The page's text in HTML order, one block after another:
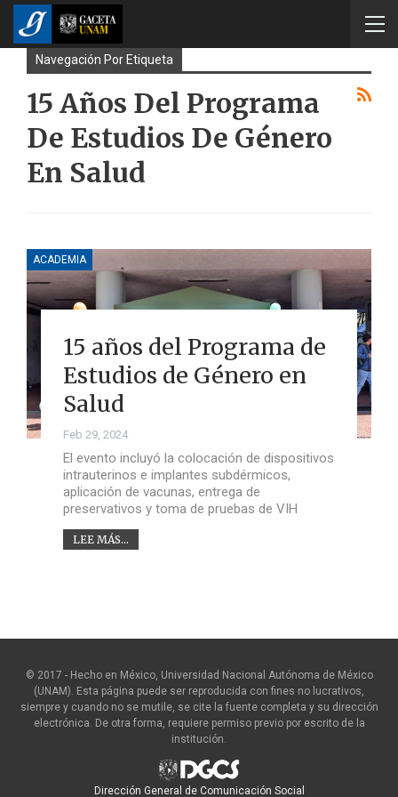
Navegación Por Etiqueta
15 Años Del Programa
De Estudios De Género
En Salud
ACADEMIA
15 años del Programa de
Estudios de Género en
Salud
Feb 29, 2024
El evento incluyó la colocación de dispositivos
intrauterinos e implantes subdérmicos,
aplicación de vacunas, entrega de
preservativos y toma de pruebas de VIH
LEE MÁS...
© 2017 - Hecho en México, Universidad Nacional Autónoma de México
(UNAM). Esta página puede ser reproducida con fines no lucrativos,
siempre y cuando no se mutile, se cite la fuente completa y su dirección
electrónica. De otra forma, requiere permiso previo por escrito de la
institución.
Dirección General de Comunicación Social